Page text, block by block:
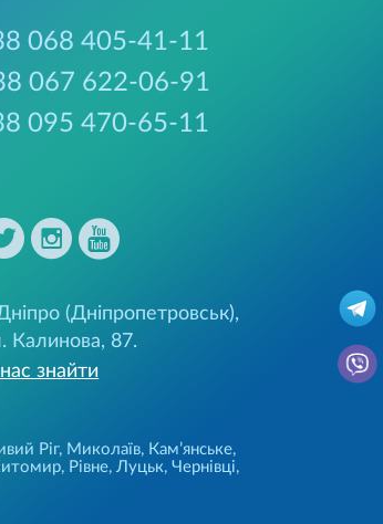
068 405-41-11
067 622-06-91
095 470-65-11
(Дніпропетровськ),
Калинова, 87.
знайти
Ріг, Миколаїв, Кам’янське,
Рівне, Луцьк, Чернівці,